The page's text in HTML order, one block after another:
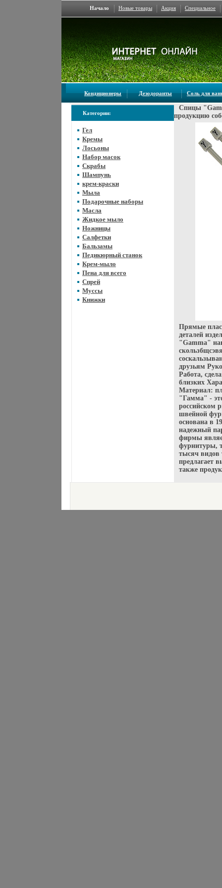
Начало Новые товары Акция Специальное
Кондиционеры Дезодоранты Соль для
Категории:
Гел
Кремы
Лосьоны
Набор масок
Скрабы
Шампунь
крем-краски
Мыла
Подарочные наборы
Масла
Жидкое мыло
Ножницы
Салфетки
Бальзамы
Педикюрный станок
Крем-мыло
Пена для всего
Спрей
Муссы
Книжки
Спицы
продукцию
Прямые
деталей
"Gamma"
друзьям
Работа,
близких
Материал:
"Гамма" -
российском
швейной
основана в
надежный
фирмы
фурнитуры,
тысяч
предлагает
также